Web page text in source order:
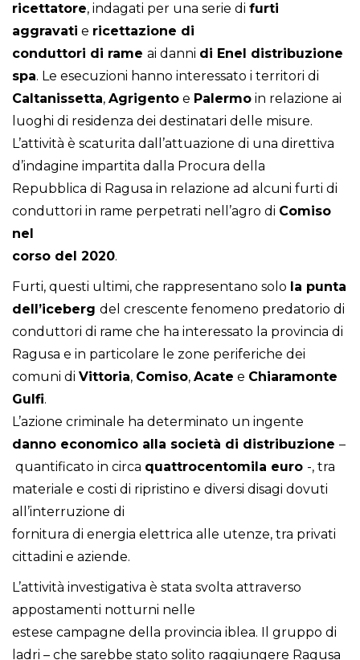
ricettatore, indagati per una serie di furti
aggravati e ricettazione di
conduttori di rame ai danni di Enel distribuzione
spa. Le esecuzioni hanno interessato i territori di
Caltanissetta, Agrigento e Palermo in relazione ai
luoghi di residenza dei destinatari delle misure.
L’attività è scaturita dall’attuazione di una direttiva
d’indagine impartita dalla Procura della
Repubblica di Ragusa in relazione ad alcuni furti di
conduttori in rame perpetrati nell’agro di Comiso
nel
corso del 2020.
Furti, questi ultimi, che rappresentano solo la punta
dell’iceberg del crescente fenomeno predatorio di
conduttori di rame che ha interessato la provincia di
Ragusa e in particolare le zone periferiche dei
comuni di Vittoria, Comiso, Acate e Chiaramonte
Gulfi.
L’azione criminale ha determinato un ingente
danno economico alla società di distribuzione –
quantificato in circa quattrocentomila euro -, tra
materiale e costi di ripristino e diversi disagi dovuti
all’interruzione di
fornitura di energia elettrica alle utenze, tra privati
cittadini e aziende.
L’attività investigativa è stata svolta attraverso
appostamenti notturni nelle
estese campagne della provincia iblea. Il gruppo di
ladri – che sarebbe stato solito raggiungere Ragusa